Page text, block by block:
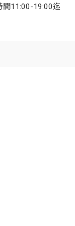
間11:00-19:00迄